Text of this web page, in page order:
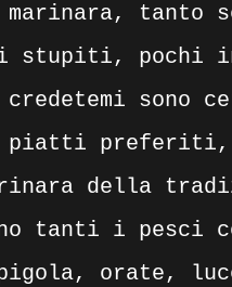
tanto
stupiti, pochi
sono
preferiti,
della
tanti i pesci
orate,